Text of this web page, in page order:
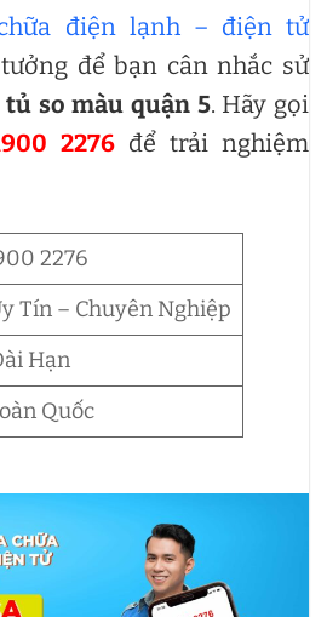
điện lạnh – điện tử
để bạn cân nhắc sử
tủ so màu quận 5. Hãy gọi
2276 để trải nghiệm
2276
Tín – Chuyên Nghiệp
Hạn
Quốc